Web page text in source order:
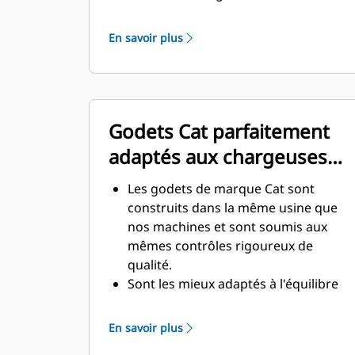
l'environnement souterrain exigeant
et aux matériaux abrasifs à déplacer.
La conception du godet avec de plus
une rigidité supérieures, ce qui
facilite la pose et la dépose de la
lame.
Un matériau de qualité supérieure
est utilisé pour les composants de
l'ensemble godet.
En savoir plus
Godets Cat parfaitement
adaptés aux chargeuses
CatLes godets de marque Cat sont
construits dans la même usine que
nos machines et sont soumis aux
mêmes contrôles rigoureux de
qualité.
Sont les mieux adaptés à l'équilibre
meilleur rendement de la machine
(pénétration, chargement) et
En savoir plus